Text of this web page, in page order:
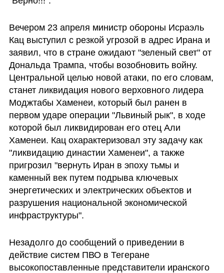
Вечером 23 апреля министр обороны Исраэль
Кац выступил с резкой угрозой в адрес Ирана и
заявил, что в стране ожидают "зеленый свет" от
Дональда Трампа, чтобы возобновить войну.
Центральной целью новой атаки, по его словам,
станет ликвидация нового верховного лидера
Моджтабы Хаменеи, который был ранен в
первом ударе операции "Львиный рык", в ходе
которой был ликвидирован его отец Али
Хаменеи. Кац охарактеризовал эту задачу как
"ликвидацию династии Хаменеи", а также
пригрозил "вернуть Иран в эпоху тьмы и
каменный век путем подрыва ключевых
энергетических и электрических объектов и
разрушения национальной экономической
инфраструктуры".
Незадолго до сообщений о приведении в
действие систем ПВО в Тегеране
высокопоставленные представители иранского